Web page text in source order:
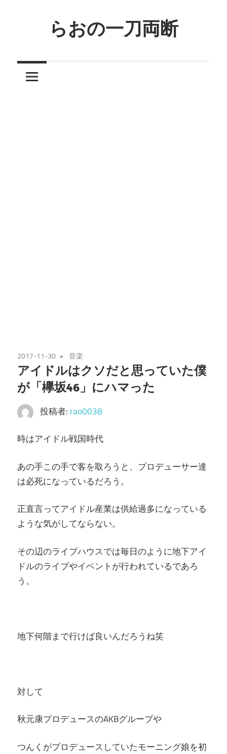
ツ
らおの一刀両断
2017-11-30 音楽
アイドルはクソだと思っていた僕
が「欅坂46」にハマった
投稿者: rao0038
時はアイドル戦国時代
あの手この手で客を取ろうと、プロデューサー達
は必死になっているだろう。
正直言ってアイドル産業は供給過多になっている
ような気がしてならない。
その辺のライブハウスでは毎日のように地下アイ
ドルのライブやイベントが行われているであろ
う。
地下何階まで行けば良いんだろうね笑
対して
秋元康プロデュースのAKBグループや
つんくがプロデュースしていたモーニング娘を初